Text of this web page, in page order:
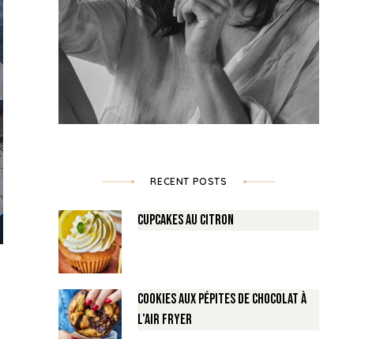
RECENT POSTS
Cupcakes au Citron
Cookies aux pépites de Chocolat à
l’air fryer